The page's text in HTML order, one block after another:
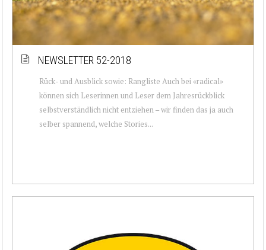
NEWSLETTER 52-2018
Rück- und Ausblick sowie: Rangliste Auch bei «radical»
können sich Leserinnen und Leser dem Jahresrückblick
selbstverständlich nicht entziehen – wir finden das ja auch
selber spannend, welche Stories...